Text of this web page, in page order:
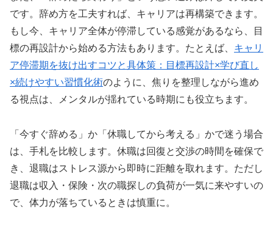
です。辞め方を工夫すれば、キャリアは再構築できます。
もし今、キャリア全体が停滞している感覚があるなら、目
標の再設計から始める方法もあります。たとえば、 キャリ
ア停滞期を抜け出すコツと具体策：目標再設計×学び直し
×続けやすい習慣化術のように、焦りを整理しながら進め
る視点は、メンタルが揺れている時期にも役立ちます。
「今すぐ辞める」か「休職してから考える」かで迷う場合
は、手札を比較します。休職は回復と交渉の時間を確保で
き、退職はストレス源から即時に距離を取れます。ただし
退職は収入・保険・次の職探しの負荷が一気に来やすいの
で、体力が落ちているときは慎重に。